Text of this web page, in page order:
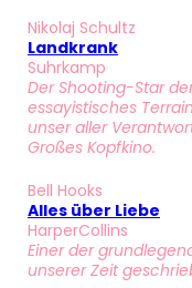
Nikolaj Schultz
Landkrank
Suhrkamp
Der Shooting-Star
essayistisches
unser aller
Großes Kopfkino.
Bell Hooks
Alles über Liebe
HarperCollins
Einer der
unserer Zeit